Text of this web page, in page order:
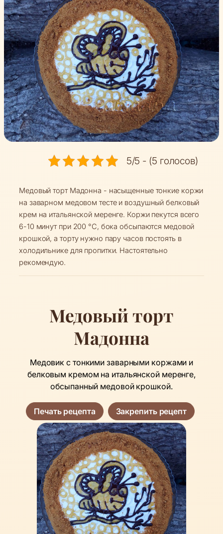
5/5 - (5 голосов)
Медовый торт Мадонна - насыщенные тонкие коржи
на заварном медовом тесте и воздушный белковый
крем на итальянской меренге. Коржи пекутся всего
6-10 минут при 200 °C, бока обсыпаются медовой
крошкой, а торту нужно пару часов постоять в
холодильнике для пропитки. Настоятельно
рекомендую.
Медовый торт
Мадонна
Медовик с тонкими заварными коржами и
белковым кремом на итальянской меренге,
обсыпанный медовой крошкой.
Печать рецепта Закрепить рецепт